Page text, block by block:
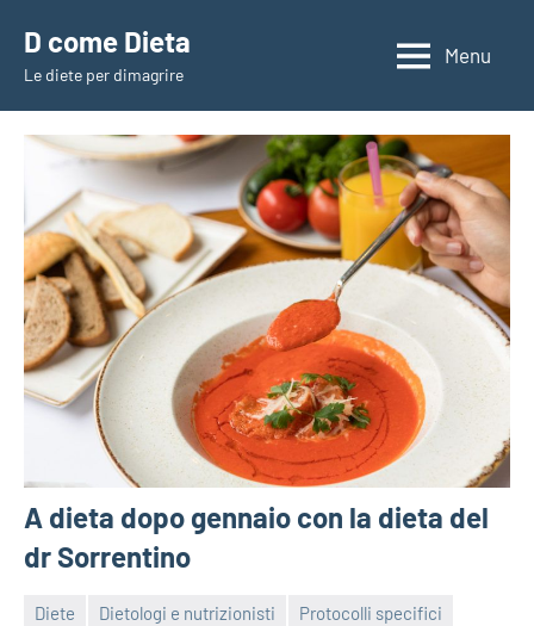
contenuto
D come Dieta
Le diete per dimagrire
Menu
A dieta dopo gennaio con la dieta del
dr Sorrentino
Diete Dietologi e nutrizionisti Protocolli specifici